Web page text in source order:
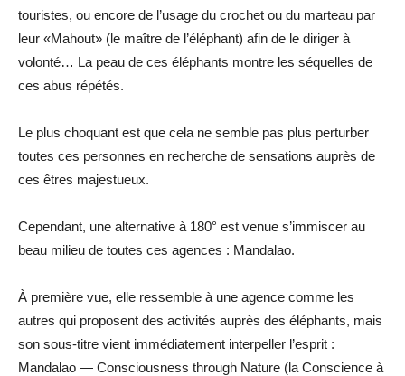
touristes, ou encore de l’usage du crochet ou du marteau par
leur «Mahout» (le maître de l’éléphant) afin de le diriger à
volonté… La peau de ces éléphants montre les séquelles de
ces abus répétés.
Le plus choquant est que cela ne semble pas plus perturber
toutes ces personnes en recherche de sensations auprès de
ces êtres majestueux.
Cependant, une alternative à 180° est venue s’immiscer au
beau milieu de toutes ces agences : Mandalao.
À première vue, elle ressemble à une agence comme les
autres qui proposent des activités auprès des éléphants, mais
son sous-titre vient immédiatement interpeller l’esprit :
Mandalao — Consciousness through Nature (la Conscience à